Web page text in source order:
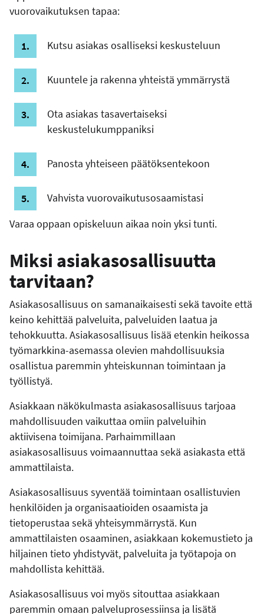
vuorovaikutuksen tapaa:
Kutsu asiakas osalliseksi keskusteluun
Kuuntele ja rakenna yhteistä ymmärrystä
Ota asiakas tasavertaiseksi
keskustelukumppaniksi
Panosta yhteiseen päätöksentekoon
Vahvista vuorovaikutusosaamistasi
Varaa oppaan opiskeluun aikaa noin yksi tunti.
Miksi asiakasosallisuutta
tarvitaan?
Asiakasosallisuus on samanaikaisesti sekä tavoite että
keino kehittää palveluita, palveluiden laatua ja
tehokkuutta. Asiakasosallisuus lisää etenkin heikossa
työmarkkina-asemassa olevien mahdollisuuksia
osallistua paremmin yhteiskunnan toimintaan ja
työllistyä.
Asiakkaan näkökulmasta asiakasosallisuus tarjoaa
mahdollisuuden vaikuttaa omiin palveluihin
aktiivisena toimijana. Parhaimmillaan
asiakasosallisuus voimaannuttaa sekä asiakasta että
ammattilaista.
Asiakasosallisuus syventää toimintaan osallistuvien
henkilöiden ja organisaatioiden osaamista ja
tietoperustaa sekä yhteisymmärrystä. Kun
ammattilaisten osaaminen, asiakkaan kokemustieto ja
hiljainen tieto yhdistyvät, palveluita ja työtapoja on
mahdollista kehittää.
Asiakasosallisuus voi myös sitouttaa asiakkaan
paremmin omaan palveluprosessiinsa ja lisätä